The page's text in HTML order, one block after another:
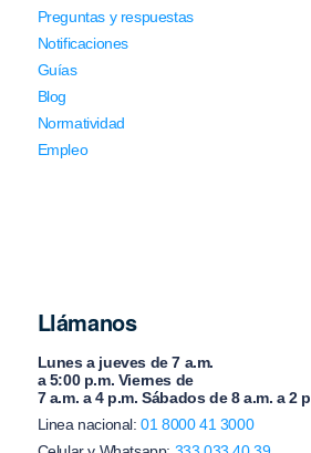
Preguntas y respuestas
Notificaciones
Guías
Blog
Normatividad
Empleo
Llámanos
Lunes a jueves de 7 a.m.
a 5:00 p.m. Viernes de
7 a.m. a 4 p.m. Sábados de 8 a.m. a 2
Linea nacional:01 8000 41 3000